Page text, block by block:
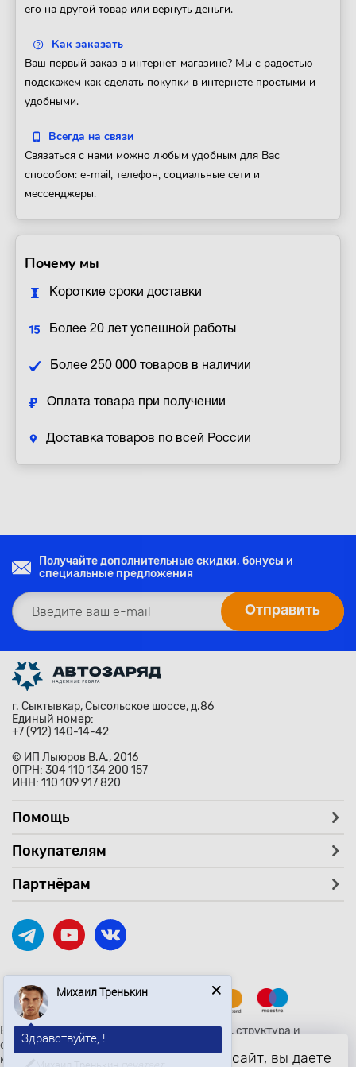
его на другой товар или вернуть деньги.
Как заказать
Ваш первый заказ в интернет-магазине? Мы с радостью
подскажем как сделать покупки в интернете простыми и
удобными.
Всегда на связи
Связаться с нами можно любым удобным для Вас
способом: e-mail, телефон, социальные сети и
мессенджеры.
Почему мы
Короткие сроки доставки
Более 20 лет успешной работы
Более 250 000 товаров в наличии
Оплата товара при получении
Доставка товаров по всей России
Получайте дополнительные скидки, бонусы и
специальные предложения
г. Сыктывкар, Сысольское шоссе, д.86
Единый номер:
+7 (912) 140-14-42
© ИП Лыюров В.А., 2016
ОГРН: 304 110 134 200 157
ИНН: 110 109 917 820
Помощь
Покупателям
Партнёрам
Вся текстовая и графическая информация, структура и
оформление страницы avtozaryad.ru защищены российскими и
международными законами и соглашениями об охране
Продолжая использовать наш сайт, вы даете
Михаил Тренькин
Здравствуйте, !
Ищете определенный товар?